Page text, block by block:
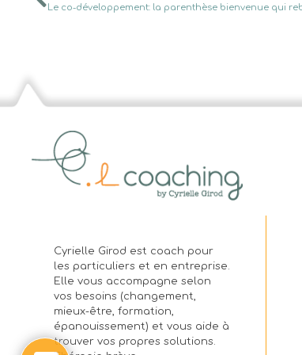
Cyrielle Girod est coach pour
les particuliers et en entreprise.
Elle vous accompagne selon
vos besoins (changement,
mieux-être, formation,
épanouissement) et vous aide à
trouver vos propres solutions.